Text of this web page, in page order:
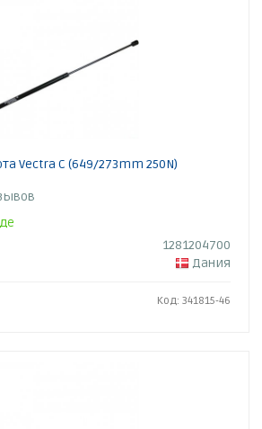
Vectra C (649/273mm 250N)
1281204700
Дания
Код: 341815-46